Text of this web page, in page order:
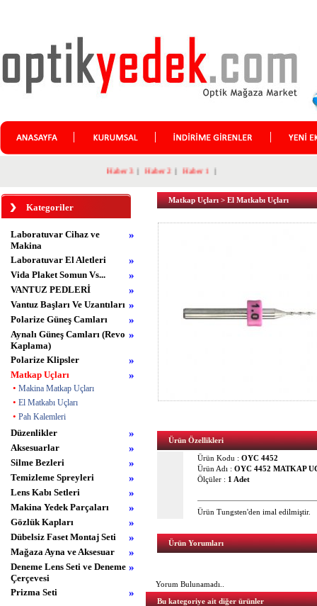
Haber 3| Haber 2| Haber 1|
Kategoriler
Laboratuvar Cihaz ve
Makina
»
Laboratuvar El Aletleri »
Vida Plaket Somun Vs... »
VANTUZ PEDLERİ »
Vantuz Başları Ve Uzantıları »
Polarize Güneş Camları »
Aynalı Güneş Camları (Revo
Kaplama)
»
Polarize Klipsler »
Matkap Uçları
• Makina Matkap Uçları
• El Matkabı Uçları
• Pah Kalemleri
»
Düzenlikler »
Aksesuarlar »
Silme Bezleri »
Temizleme Spreyleri »
Lens Kabı Setleri »
Makina Yedek Parçaları »
Gözlük Kapları »
Dübelsiz Faset Montaj Seti »
Mağaza Ayna ve Aksesuar »
Deneme Lens Seti ve Deneme
Çerçevesi
»
Prizma Seti »
Matkap Uçları>El Matkabı Uçları
Ürün Özellikleri
Ürün Kodu : OYC 4452
Ürün Adı : OYC 4452 MATKAP
Ölçüler : 1 Adet
Ürün Tungsten'den imal edilmiştir.
Ürün Yorumları
Yorum Bulunamadı..
Bu kategoriye ait diğer ürünler